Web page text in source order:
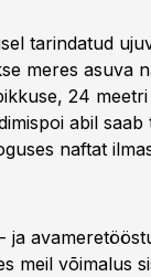
tarindatud
meres asuva
24
abil saab
naftat
ja
meil võimalus